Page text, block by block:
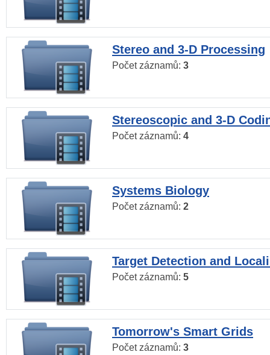
Stereo and 3-D Processing
Počet záznamů: 3
Stereoscopic and 3-D
Počet záznamů: 4
Systems Biology
Počet záznamů: 2
Target Detection and
Počet záznamů: 5
Tomorrow's Smart Grids
Počet záznamů: 3